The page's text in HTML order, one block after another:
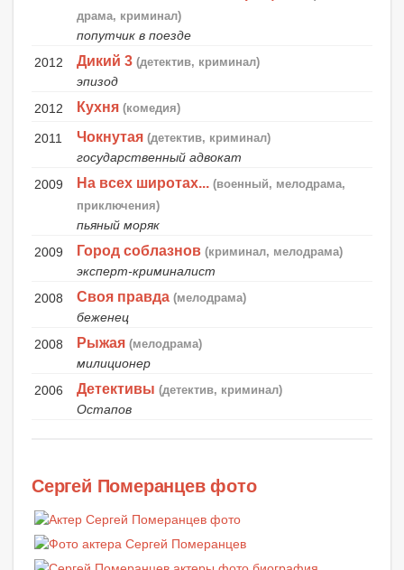
драма, криминал)
попутчик в поезде
2012
Дикий 3 (детектив, криминал)
эпизод
2012
Кухня (комедия)
2011 Чокнутая (детектив, криминал)
государственный адвокат
2009
На всех широтах... (военный, мелодрама,
приключения)
пьяный моряк
2009
Город соблазнов (криминал, мелодрама)
эксперт-криминалист
2008
Своя правда (мелодрама)
беженец
2008
Рыжая (мелодрама)
милиционер
2006
Детективы (детектив, криминал)
Остапов
Сергей Померанцев фото